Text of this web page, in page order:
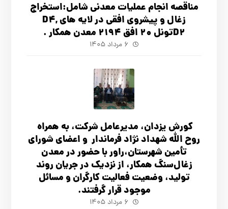
مناقصه انجام عملیات معدنی شامل:استخراج
زغال و پیشروی افقی در لایه های D4,
D2تونل 20 افق 2194 معدن همکار .
۶ مرداد ۱۴۰۵
کورش یزدان، مدیرعامل شرکت، به همراه
روح الله شهداد نژاد فرماندار و اعضای شورای
تأ‌مین شهرستان،راور با حضور در معدن
زغال‌سنگ همکار، از نزدیک در جریان روند
تولید، وضعیت فعالیت کارگران و مسائل
موجود قرار گرفتند.
۶ مرداد ۱۴۰۵